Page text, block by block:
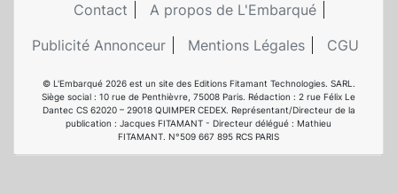
Contact
A propos de L'Embarqué
Publicité Annonceur
Mentions Légales CGU
© L'Embarqué 2026 est un site des Editions Fitamant Technologies. SARL.
Siège social : 10 rue de Penthièvre, 75008 Paris. Rédaction : 2 rue Félix Le
Dantec CS 62020 – 29018 QUIMPER CEDEX. Représentant/Directeur de la
publication : Jacques FITAMANT - Directeur délégué : Mathieu
FITAMANT. N°509 667 895 RCS PARIS